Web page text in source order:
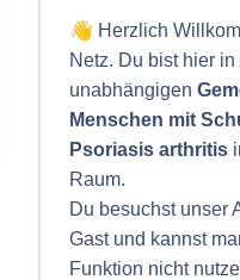
👋 Herzlich
Netz. Du bist hier
unabhängigen
Menschen mit
Psoriasis arthritis
Raum.
Du besuchst unser
Gast und kannst
Funktion nicht